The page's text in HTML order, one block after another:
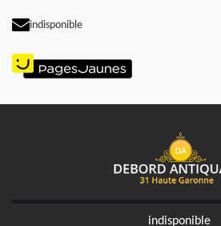
indisponible
indisponible